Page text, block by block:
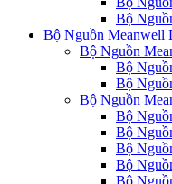
Bộ
Bộ Nguồn Meanwell
Bộ Nguồn
Bộ
Bộ
Bộ Nguồn
Bộ
Bộ
Bộ
Bộ
Bộ